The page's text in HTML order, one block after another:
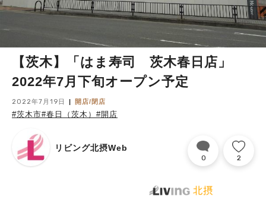
【茨木】「はま寿司 茨木春日店」
2022年7月下旬オープン予定
2022年7月19日 開店/閉店
#茨木市#春日（茨木） #開店
リビング北摂Web
0 2